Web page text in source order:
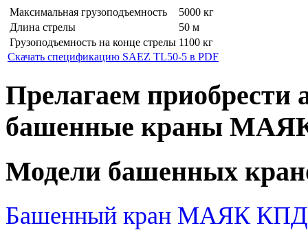
Максимальная грузоподъемность
5000 кг
Длина стрелы
50 м
Грузоподъемность на конце стрелы 1100 кг
Скачать спецификацию SAEZ TL50-5 в PDF
Прелагаем приобрести
башенные краны
Модели башенных
Башенный кран МАЯК КПД